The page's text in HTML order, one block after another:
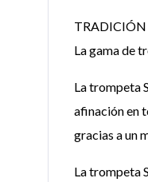
TRADICIÓN
La gama de
La trompeta
afinación en
gracias a un
La trompeta